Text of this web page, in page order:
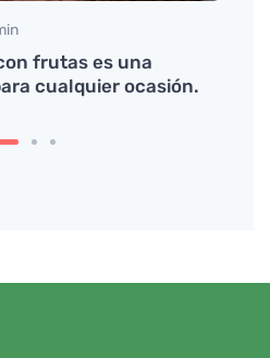
frutas es una
cualquier ocasión.